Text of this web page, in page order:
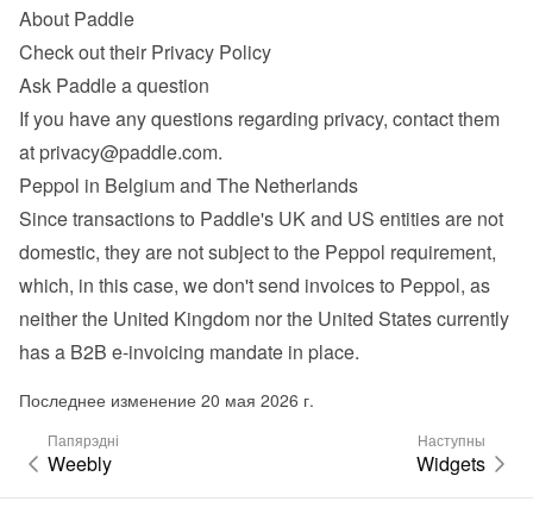
About Paddle
Check out their Privacy Policy
Ask Paddle a question
If you have any questions regarding privacy, contact them
at privacy@paddle.com.
Peppol in Belgium and The Netherlands
Since transactions to Paddle's UK and US entities are not
domestic, they are not subject to the Peppol requirement,
which, in this case, we don't send invoices to Peppol, as
neither the United Kingdom nor the United States currently
has a B2B e-invoicing mandate in place.
Последнее изменение 20 мая 2026 г.
Папярэдні
Weebly
Наступны
Widgets